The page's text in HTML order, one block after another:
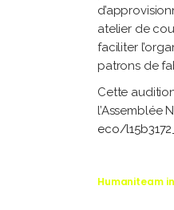
atelier de
faciliter
patrons de
Cette
l’Assemblée
eco/
Humaniteam in